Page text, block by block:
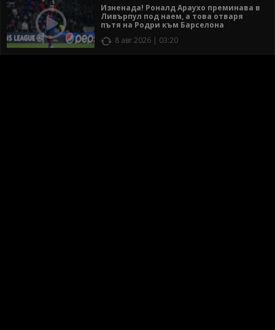
Изненада! Роналд Араухо преминава в
Ливърпул под наем, а това отваря
пътя на Родри към Барселона
8 авг 2026 | 03:20